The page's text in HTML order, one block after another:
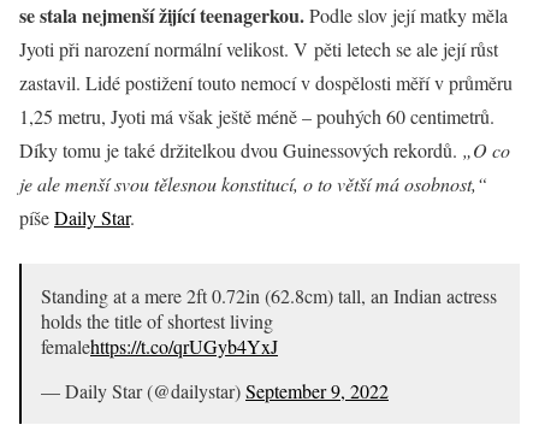
se stala nejmenší žijící teenagerkou.Podle slov její matky měla
Jyoti při narození normální velikost. V pěti letech se ale její růst
zastavil. Lidé postižení touto nemocí v dospělosti měří v průměru
1,25 metru, Jyoti má však ještě méně – pouhých 60 centimetrů.
Díky tomu je také držitelkou dvou Guinessových rekordů. „O co
je ale menší svou tělesnou konstitucí, o to větší má osobnost,“
píšeDaily Star.
Standing at a mere 2ft 0.72in (62.8cm) tall, an Indian actress
holds the title of shortest living
femalehttps://t.co/qrUGyb4YxJ
— Daily Star (@dailystar)September 9, 2022